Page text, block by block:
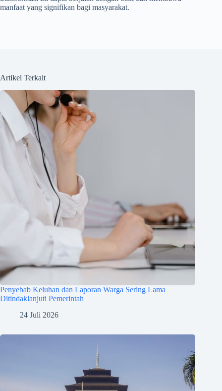
manfaat yang signifikan bagi masyarakat.
Artikel Terkait
Penyebab Keluhan dan Laporan Warga Sering Lama
Ditindaklanjuti Pemerintah
24 Juli 2026